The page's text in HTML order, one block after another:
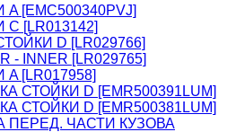
[EMC500340PVJ]
[LR013142]
D [LR029766]
- INNER [LR029765]
[LR017958]
СТОЙКИ D [EMR500391LUM]
СТОЙКИ D [EMR500381LUM]
ПЕРЕД. ЧАСТИ КУЗОВА